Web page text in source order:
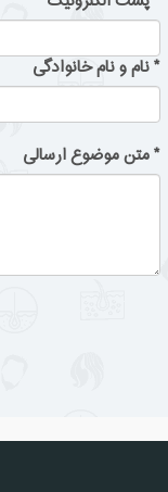
*نام و نام خانوادگی
*متن موضوع ارسالی